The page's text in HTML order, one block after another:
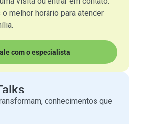
o melhor horário para atender
com o especialista
conhecimentos que